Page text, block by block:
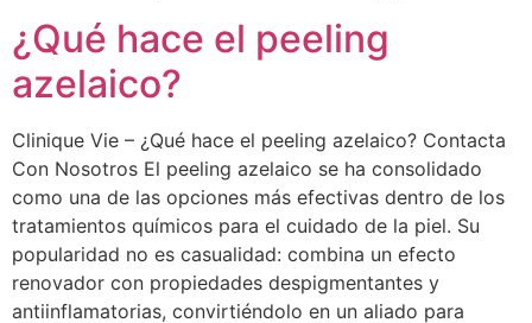
¿Qué hace el peeling
azelaico?
Clinique Vie – ¿Qué hace el peeling azelaico? Contacta
Con Nosotros El peeling azelaico se ha consolidado
como una de las opciones más efectivas dentro de los
tratamientos químicos para el cuidado de la piel. Su
popularidad no es casualidad: combina un efecto
renovador con propiedades despigmentantes y
antiinflamatorias, convirtiéndolo en un aliado para